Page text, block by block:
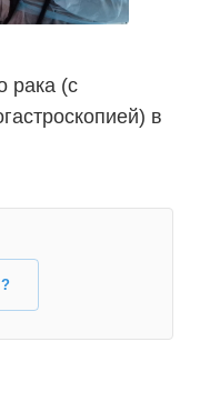
рака (с
в
?